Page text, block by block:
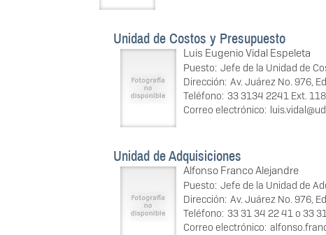
Unidad de Costos y Presupuesto
Luis Eugenio Vidal Espeleta
Puesto: Jefe de la Unidad de
Dirección: Av. Juárez No. 976,
Teléfono: 33 3134 2241 Ext.
Correo electrónico:
Unidad de Adquisiciones
Alfonso Franco Alejandre
Puesto: Jefe de la Unidad de
Dirección: Av. Juárez No. 976,
Teléfono: 33 31 34 22 41 o 33
Correo electrónico: